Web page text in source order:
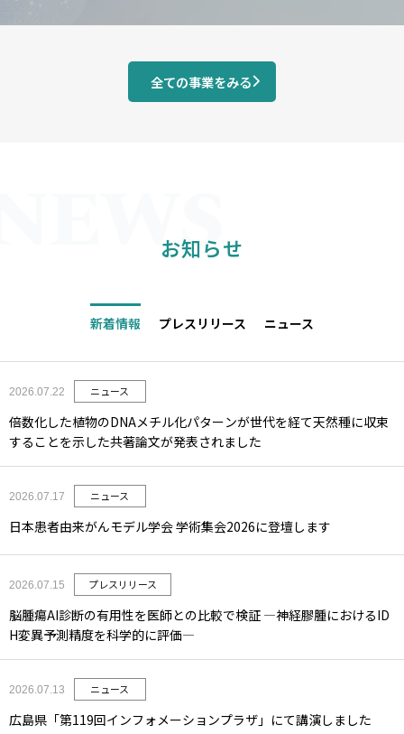
全ての事業をみる
お知らせ
新着情報 プレスリリース ニュース
2026.07.22 ニュース
倍数化した植物のDNAメチル化パターンが世代を経て天然種に収束
することを示した共著論文が発表されました
2026.07.17 ニュース
日本患者由来がんモデル学会 学術集会2026に登壇します
2026.07.15 プレスリリース
脳腫瘍AI診断の有用性を医師との比較で検証 ―神経膠腫におけるID
H変異予測精度を科学的に評価―
2026.07.13 ニュース
広島県「第119回インフォメーションプラザ」にて講演しました